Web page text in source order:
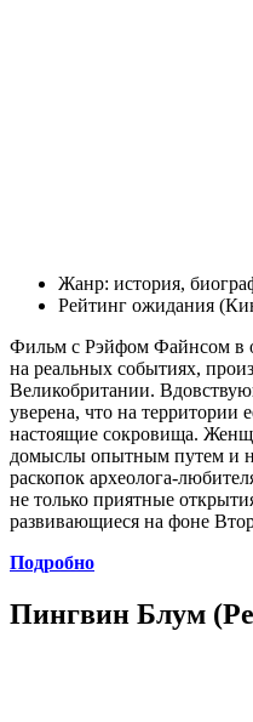
Жанр: история,
Рейтинг ожидания
Фильм с Рэйфом Файнсом в
на реальных событиях,
Великобритании.
уверена, что на территории
настоящие сокровища.
домыслы опытным путем и
раскопок археолога-
не только приятные
развивающиеся на фоне
Подробно
Пингвин Блум